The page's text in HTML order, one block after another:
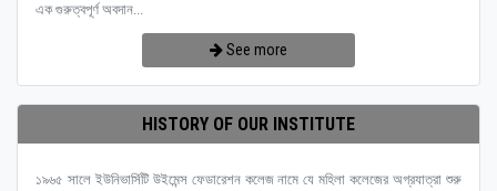
এক গুরুত্বপূর্ণ অবদান...
See more
HISTORY OF OUR INSTITUTE
১৯৬৫ সালে ইউনিভার্সিটি উইমেন্স ফেডারেশন কলেজ নামে যে মহিলা কলেজের অগ্রযাত্রা শুরু